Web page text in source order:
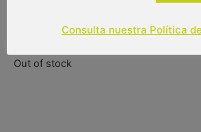
14,00€
Out of stock
Consulta nuestra Política